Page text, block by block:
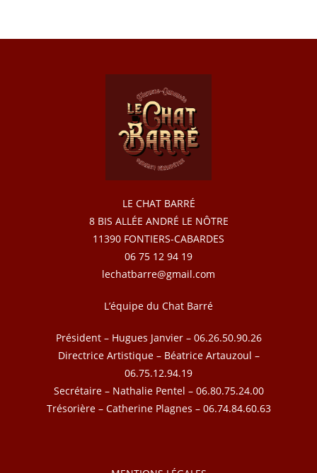
LE CHAT BARRÉ
8 BIS ALLÉE ANDRÉ LE NÔTRE
11390 FONTIERS-CABARDES
06 75 12 94 19
lechatbarre@gmail.com
L’équipe du Chat Barré
Président – Hugues Janvier – 06.26.50.90.26
Directrice Artistique – Béatrice Artauzoul –
06.75.12.94.19
Secrétaire – Nathalie Pentel – 06.80.75.24.00
Trésorière – Catherine Plagnes – 06.74.84.60.63